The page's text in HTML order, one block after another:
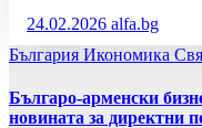
24.02.2026 alfa.bg
България Икономика
Българо-арменски
новината за директни